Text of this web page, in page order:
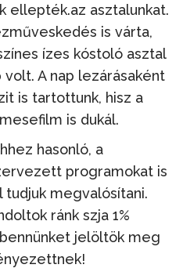
ellepték.az asztalunkat.
is várta,
ízes kóstoló asztal
A nap lezárásaként
is tartottunk, hisz a
is dukál.
hasonló, a
programokat is
megvalósítani.
ránk szja 1%
jelöltök meg